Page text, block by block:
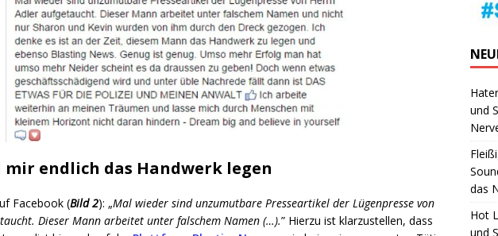
endlich das Handwerk legen
Face­book (Bild 2): „Mal wie­der sind unzu­mut­ba­re Pres­se­ar­ti­kel der Lügen­pres­se von
Die­ser Mann arbei­tet unter fal­schem Namen (…).” Hier­zu ist klar­zu­stel­len, dass
und
das
Hot
und